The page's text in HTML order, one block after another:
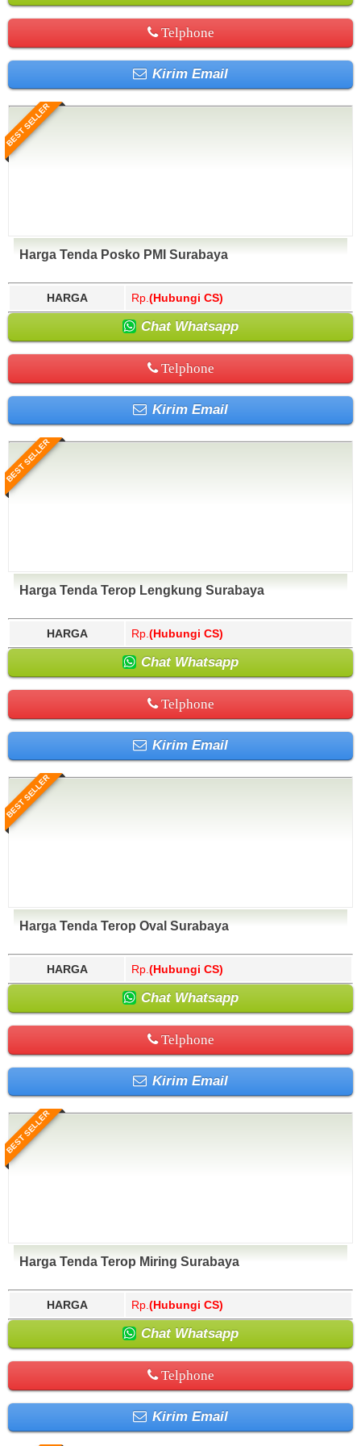
Telphone
Kirim Email
BEST SELLER
Harga Tenda Posko PMI Surabaya
HARGA Rp. (Hubungi CS)
Chat Whatsapp
Telphone
Kirim Email
BEST SELLER
Harga Tenda Terop Lengkung Surabaya
HARGA Rp. (Hubungi CS)
Chat Whatsapp
Telphone
Kirim Email
BEST SELLER
Harga Tenda Terop Oval Surabaya
HARGA Rp. (Hubungi CS)
Chat Whatsapp
Telphone
Kirim Email
BEST SELLER
Harga Tenda Terop Miring Surabaya
HARGA Rp. (Hubungi CS)
Chat Whatsapp
Telphone
Kirim Email